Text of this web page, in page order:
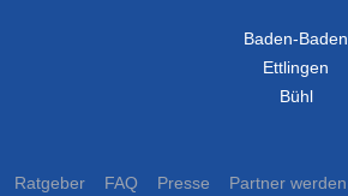
Baden-Baden
Ettlingen
Bühl
Ratgeber FAQ Presse Partner werden